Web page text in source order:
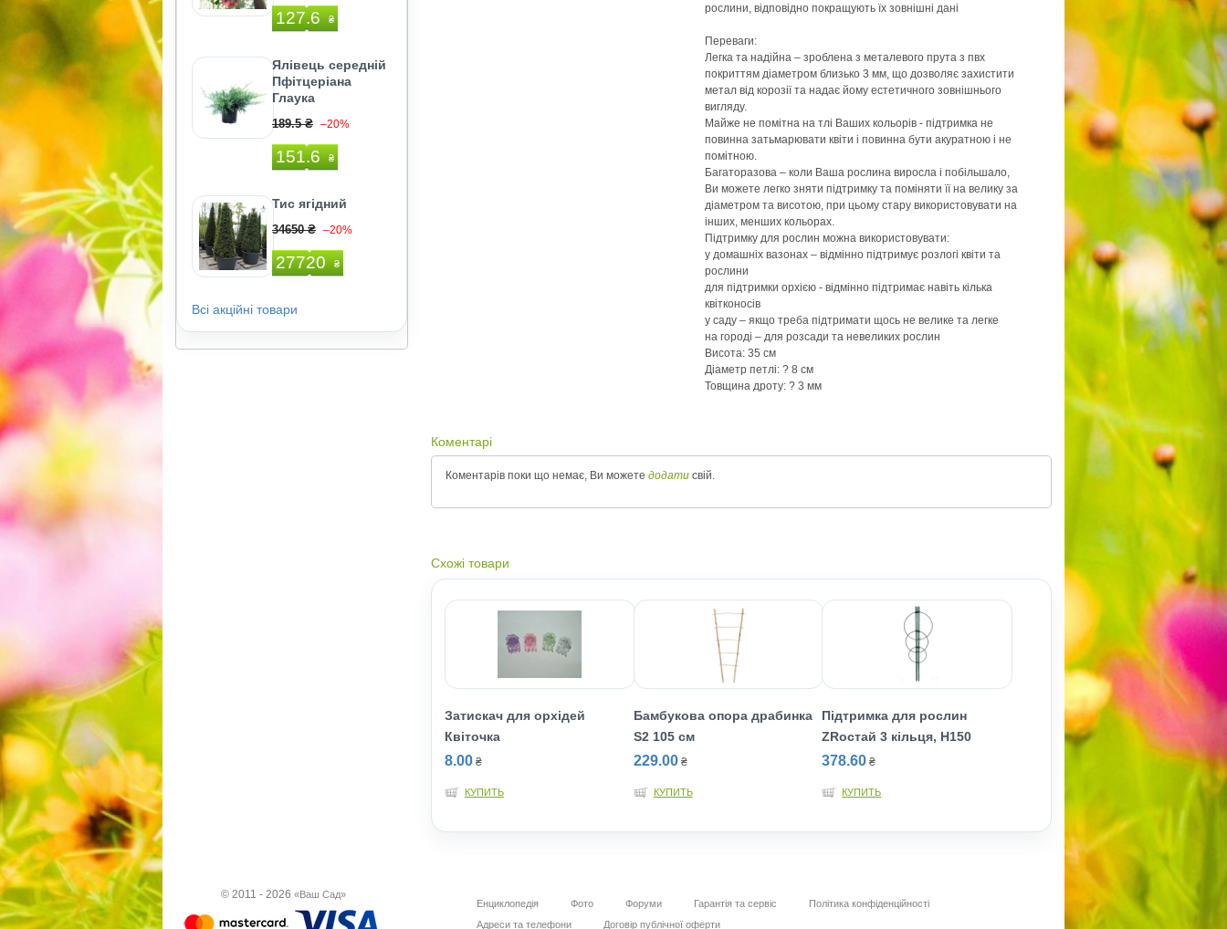
127.6 ₴
Ялівець середній
Пфітцеріана
Глаука
189.5 ₴ –20%
151.6 ₴
Тис ягідний
34650 ₴ –20%
27720 ₴
Всі акційні товари
рослини, відповідно покращують їх зовнішні дані
Переваги:
Легка та надійна – зроблена з металевого прута з пвх
покриттям діаметром близько 3 мм, що дозволяє захистити
метал від корозії та надає йому естетичного зовнішнього
вигляду.
Майже не помітна на тлі Ваших кольорів - підтримка не
повинна затьмарювати квіти і повинна бути акуратною і не
помітною.
Багаторазова – коли Ваша рослина виросла і побільшало,
Ви можете легко зняти підтримку та поміняти її на велику за
діаметром та висотою, при цьому стару використовувати на
інших, менших кольорах.
Підтримку для рослин можна використовувати:
у домашніх вазонах – відмінно підтримує розлогі квіти та
рослини
для підтримки орхією - відмінно підтримає навіть кілька
квітконосів
у саду – якщо треба підтримати щось не велике та легке
на городі – для розсади та невеликих рослин
Висота: 35 см
Діаметр петлі: ? 8 см
Товщина дроту: ? 3 мм
Коментарі
Коментарів поки що немає, Ви можете додати свій.
Схожі товари
Затискач для орхідей
Квіточка
8.00 ₴
КУПИТЬ
Бамбукова опора драбинка
S2 105 см
229.00 ₴
КУПИТЬ
Підтримка для рослин
ZRостай 3 кільця, Н150
378.60 ₴
КУПИТЬ
© 2011 - 2026 «Ваш Сад»
Енциклопедія
Фото Форуми Гарантія та сервіс
Політика конфіденційності
Адреси та телефони
Договір публічної оферти